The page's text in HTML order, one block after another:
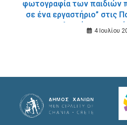
φωτογραφία των παιδιών
σε ένα εργαστήριο” στις
Βιβλιοθήκες του
4 Ιουλίου